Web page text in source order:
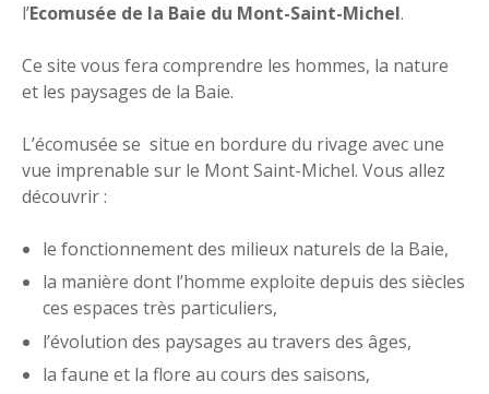
l’Ecomusée de la Baie du Mont-Saint-Michel.
Ce site vous fera comprendre les hommes, la nature
et les paysages de la Baie.
L’écomusée se situe en bordure du rivage avec une
vue imprenable sur le Mont Saint-Michel. Vous allez
découvrir :
le fonctionnement des milieux naturels de la Baie,
la manière dont l’homme exploite depuis des siècles
ces espaces très particuliers,
l’évolution des paysages au travers des âges,
la faune et la flore au cours des saisons,